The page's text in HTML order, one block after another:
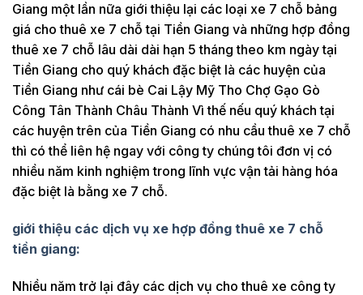
Giang một lần nữa giới thiệu lại các loại xe 7 chỗ bảng
giá cho thuê xe 7 chỗ tại Tiền Giang và những hợp đồng
thuê xe 7 chỗ lâu dài dài hạn 5 tháng theo km ngày tại
Tiền Giang cho quý khách đặc biệt là các huyện của
Tiền Giang như cái bè Cai Lậy Mỹ Tho Chợ Gạo Gò
Công Tân Thành Châu Thành Vì thế nếu quý khách tại
các huyện trên của Tiền Giang có nhu cầu thuê xe 7 chỗ
thì có thể liên hệ ngay với công ty chúng tôi đơn vị có
nhiều năm kinh nghiệm trong lĩnh vực vận tải hàng hóa
đặc biệt là bằng xe 7 chỗ.
giới thiệu các dịch vụ xe hợp đồng thuê xe 7 chỗ
tiền giang:
Nhiều năm trở lại đây các dịch vụ cho thuê xe công ty